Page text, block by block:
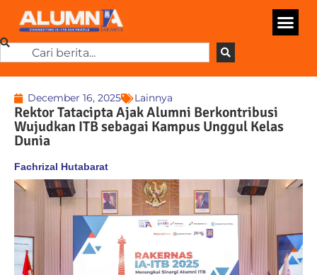
December 16, 2025 Lainnya
Rektor Tatacipta Ajak Alumni Berkontribusi
Wujudkan ITB sebagai Kampus Unggul Kelas
Dunia
Fachrizal Hutabarat